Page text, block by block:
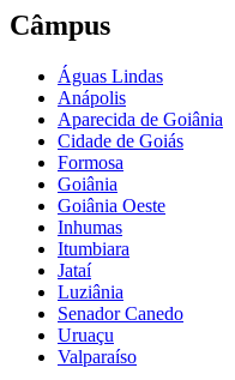
Câmpus
Águas Lindas
Anápolis
Aparecida de Goiânia
Cidade de Goiás
Formosa
Goiânia
Goiânia Oeste
Inhumas
Itumbiara
Jataí
Luziânia
Senador Canedo
Uruaçu
Valparaíso